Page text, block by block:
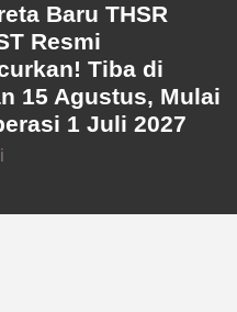
Baru THSR
Resmi
Tiba di
15 Agustus, Mulai
1 Juli 2027